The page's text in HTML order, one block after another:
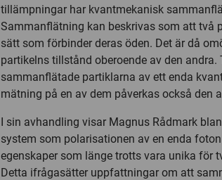
tillämpningar har kvantmekanisk
Sammanflätning kan beskrivas som att två
sätt som förbinder deras öden. Det är då
partikelns tillstånd oberoende av den
sammanflätade partiklarna av ett enda
mätning på en av dem påverkas också den
I sin avhandling visar Magnus Rådmark
system som polarisationen av en enda
egenskaper som länge trotts vara unika för
Detta ifrågasätter uppfattningar om att